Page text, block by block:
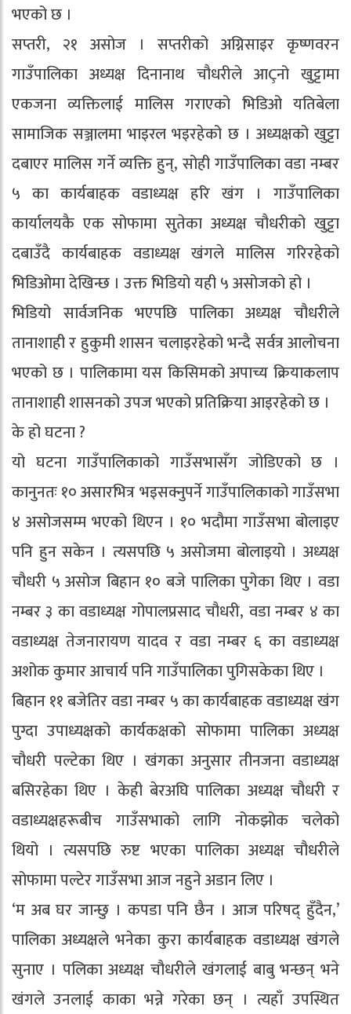
भएको छ ।
सप्तरी, २१ असोज । सप्तरीको अग्निसाइर कृष्णवरन
गाउँपालिका अध्यक्ष दिनानाथ चौधरीले आÇनो खुट्टामा
एकजना व्यक्तिलाई मालिस गराएको भिडिओ यतिबेला
सामाजिक सञ्जालमा भाइरल भइरहेको छ । अध्यक्षको खुट्टा
दबाएर मालिस गर्ने व्यक्ति हुन्, सोही गाउँपालिका वडा नम्बर
५ का कार्यबाहक वडाध्यक्ष हरि खंग । गाउँपालिका
कार्यालयकै एक सोफामा सुतेका अध्यक्ष चौधरीको खुट्टा
दबाउँदै कार्यबाहक वडाध्यक्ष खंगले मालिस गरिरहेको
भिडिओमा देखिन्छ । उक्त भिडियो यही ५ असोजको हो ।
भिडियो सार्वजनिक भएपछि पालिका अध्यक्ष चौधरीले
तानाशाही र हुकुमी शासन चलाइरहेको भन्दै सर्वत्र आलोचना
भएको छ । पालिकामा यस किसिमको अपाच्य क्रियाकलाप
तानाशाही शासनको उपज भएको प्रतिक्रिया आइरहेको छ ।
के हो घटना ?
यो घटना गाउँपालिकाको गाउँसभासँग जोडिएको छ ।
कानुनतः १० असारभित्र भइसक्नुपर्ने गाउँपालिकाको गाउँसभा
४ असोजसम्म भएको थिएन । १० भदौमा गाउँसभा बोलाइए
पनि हुन सकेन । त्यसपछि ५ असोजमा बोलाइयो । अध्यक्ष
चौधरी ५ असोज बिहान १० बजे पालिका पुगेका थिए । वडा
नम्बर ३ का वडाध्यक्ष गोपालप्रसाद चौधरी, वडा नम्बर ४ का
वडाध्यक्ष तेजनारायण यादव र वडा नम्बर ६ का वडाध्यक्ष
अशोक कुमार आचार्य पनि गाउँपालिका पुगिसकेका थिए ।
बिहान ११ बजेतिर वडा नम्बर ५ का कार्यबाहक वडाध्यक्ष खंग
पुग्दा उपाध्यक्षको कार्यकक्षको सोफामा पालिका अध्यक्ष
चौधरी पल्टेका थिए । खंगका अनुसार तीनजना वडाध्यक्ष
बसिरहेका थिए । केही बेरअघि पालिका अध्यक्ष चौधरी र
वडाध्यक्षहरूबीच गाउँसभाको लागि नोकझोक चलेको
थियो । त्यसपछि रुष्ट भएका पालिका अध्यक्ष चौधरीले
सोफामा पल्टेर गाउँसभा आज नहुने अडान लिए ।
‘म अब घर जान्छु । कपडा पनि छैन । आज परिषद् हुँदैन,’
पालिका अध्यक्षले भनेका कुरा कार्यबाहक वडाध्यक्ष खंगले
सुनाए । पलिका अध्यक्ष चौधरीले खंगलाई बाबु भन्छन् भने
खंगले उनलाई काका भन्ने गरेका छन् । त्यहाँ उपस्थित